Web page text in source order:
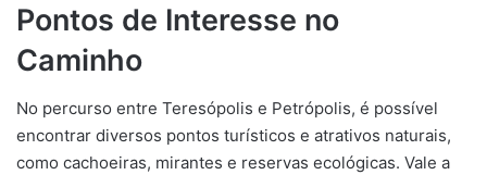
Pontos de Interesse no
Caminho
No percurso entre Teresópolis e Petrópolis, é possível
encontrar diversos pontos turísticos e atrativos naturais,
como cachoeiras, mirantes e reservas ecológicas. Vale a